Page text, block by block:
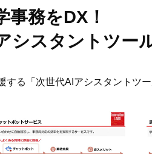
事務をDX！
シスタントツー
る「次世代AIアシスタントツー